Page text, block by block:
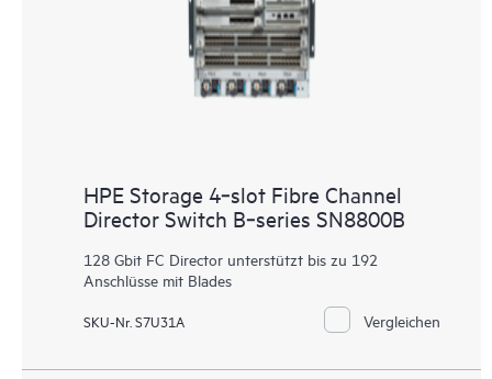
HPE Storage 4‑slot Fibre Channel
Director Switch B‑series SN8800B
128 Gbit FC Director unterstützt bis zu 192
Anschlüsse mit Blades
SKU-Nr. S7U31A Vergleichen